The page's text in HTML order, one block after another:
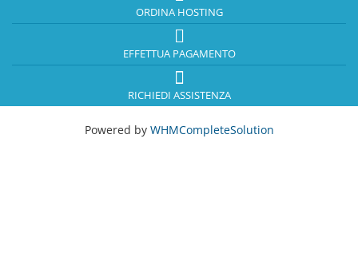
ORDINA HOSTING
EFFETTUA PAGAMENTO
RICHIEDI ASSISTENZA
Powered by WHMCompleteSolution